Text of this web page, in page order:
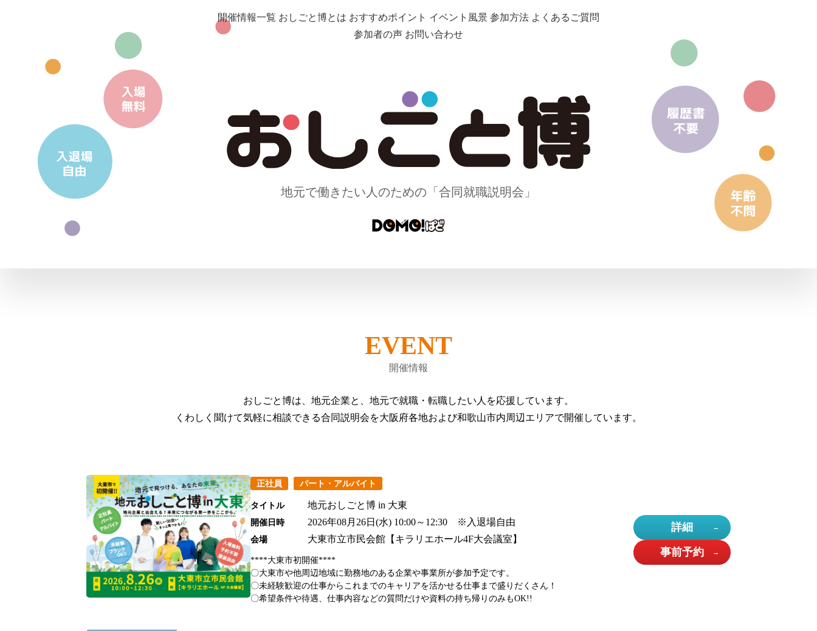
開催情報一覧 おしごと博とは おすすめポイント イベント風景 参加方法 よくあるご質問
参加者の声 お問い合わせ
地元で働きたい人のための 「合同就職説明会」
EVENT
開催情報
おしごと博は、地元企業と、地元で就職・転職したい人を応援しています。
くわしく聞けて気軽に相談できる合同説明会を大阪府各地および和歌山市内周辺エリアで開催しています。
正社員 パート・アルバイト
タイトル 地元おしごと博 in 大東
開催日時 2026年08月26日(水) 10:00～12:30 ※入退場自由
会場 大東市立市民会館【キラリエホール4F大会議室】
****大東市初開催****
〇大東市や他周辺地域に勤務地のある企業や事業所が参加予定です。
〇未経験歓迎の仕事からこれまでのキャリアを活かせる仕事まで盛りだくさん！
〇希望条件や待遇、仕事内容などの質問だけや資料の持ち帰りのみもOK!!
詳細
事前予約